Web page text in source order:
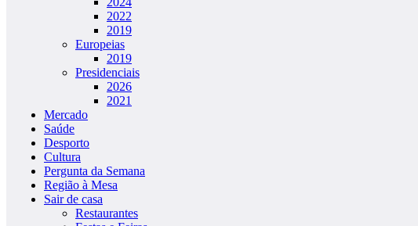
2022
2019
Europeias
2019
Presidenciais
2026
2021
Mercado
Saúde
Desporto
Cultura
Pergunta da Semana
Região à Mesa
Sair de casa
Restaurantes